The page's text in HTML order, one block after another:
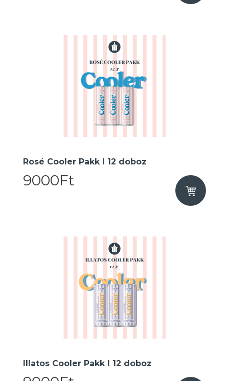
Rosé Cooler Pakk I 12 doboz
9000Ft
Illatos Cooler Pakk I 12 doboz